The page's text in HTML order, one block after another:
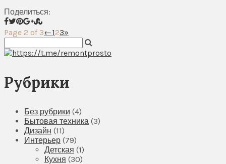
Поделиться:
Page 2 of 3←123»
Рубрики
Без рубрики (4)
Бытовая техника (3)
Дизайн (11)
Интерьер (79)
Детская (1)
Кухня (30)